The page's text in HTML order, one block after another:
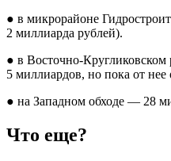
● в микрорайоне
2 миллиарда рублей).
● в Восточно-Кругликовском
5 миллиардов, но пока от нее
● на Западном обходе — 28
Что еще?